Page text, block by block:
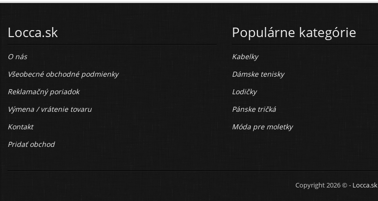
Locca.sk
O nás
Všeobecné obchodné podmienky
Reklamačný poriadok
Výmena / vrátenie tovaru
Kontakt
Pridať obchod
Populárne kategórie
Kabelky
Dámske tenisky
Lodičky
Pánske tričká
Móda pre moletky
Copyright 2026 © - Locca.sk